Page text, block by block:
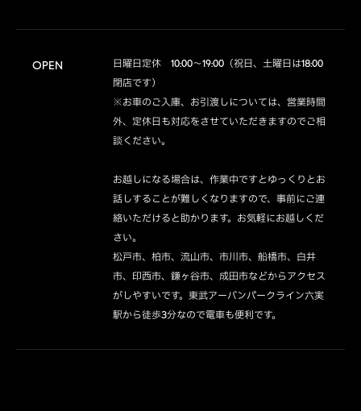
OPEN
日曜日定休　10:00～19:00（祝日、土曜日は18:00
閉店です）
※お車のご入庫、お引渡しについては、営業時間
外、定休日も対応をさせていただきますのでご相
談ください。
お越しになる場合は、作業中ですとゆっくりとお
話しすることが難しくなりますので、事前にご連
絡いただけると助かります。お気軽にお越しくだ
さい。
松戸市、柏市、流山市、市川市、船橋市、白井
市、印西市、鎌ヶ谷市、成田市などからアクセス
がしやすいです。東武アーバンパークライン六実
駅から徒歩3分なので電車も便利です。